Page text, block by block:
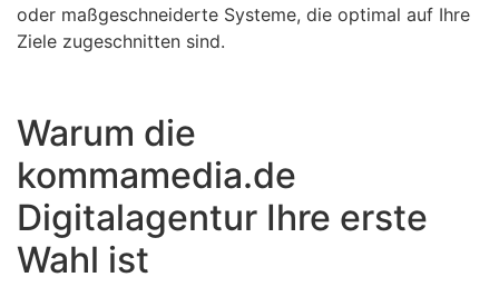
oder maßgeschneiderte Systeme, die optimal auf Ihre
Ziele zugeschnitten sind.
Warum die
kommamedia.de
Digitalagentur Ihre erste
Wahl ist